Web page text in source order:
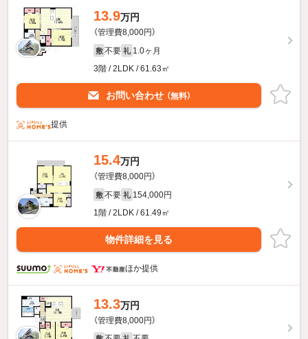
13.9万円
（管理費8,000円）
敷 不要 礼 1.0ヶ月
3階 / 2LDK / 61.63㎡
お問い合わせ （無料）
提供
15.4万円
（管理費8,000円）
敷 不要 礼 154,000円
1階 / 2LDK / 61.49㎡
物件詳細を見る
ほか提供
13.3万円
（管理費8,000円）